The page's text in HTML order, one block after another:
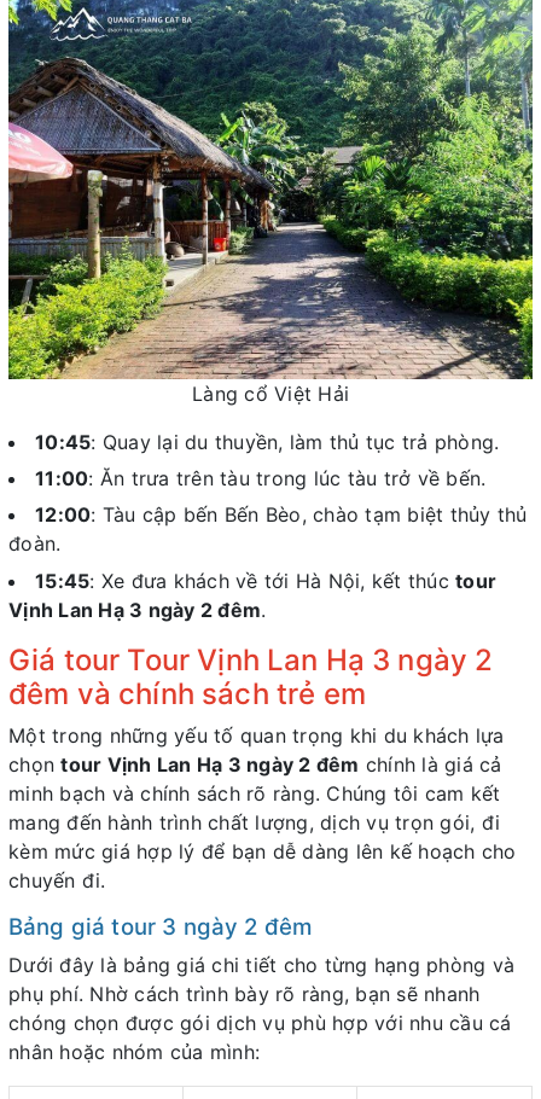
Làng cổ Việt Hải
10:45: Quay lại du thuyền, làm thủ tục trả phòng.
11:00: Ăn trưa trên tàu trong lúc tàu trở về bến.
12:00: Tàu cập bến Bến Bèo, chào tạm biệt thủy thủ
đoàn.
15:45: Xe đưa khách về tới Hà Nội, kết thúc tour
Vịnh Lan Hạ 3 ngày 2 đêm.
Giá tour Tour Vịnh Lan Hạ 3 ngày 2
đêm và chính sách trẻ em
Một trong những yếu tố quan trọng khi du khách lựa
chọntour Vịnh Lan Hạ 3 ngày 2 đêm chính là giá cả
minh bạch và chính sách rõ ràng. Chúng tôi cam kết
mang đến hành trình chất lượng, dịch vụ trọn gói, đi
kèm mức giá hợp lý để bạn dễ dàng lên kế hoạch cho
chuyến đi.
Bảng giá tour 3 ngày 2 đêm
Dưới đây là bảng giá chi tiết cho từng hạng phòng và
phụ phí. Nhờ cách trình bày rõ ràng, bạn sẽ nhanh
chóng chọn được gói dịch vụ phù hợp với nhu cầu cá
nhân hoặc nhóm của mình: